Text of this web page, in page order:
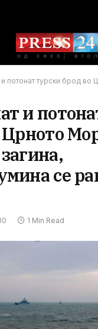
турски брод во Црното Море: Еден морнар
и
Црното
се
1 Min Read